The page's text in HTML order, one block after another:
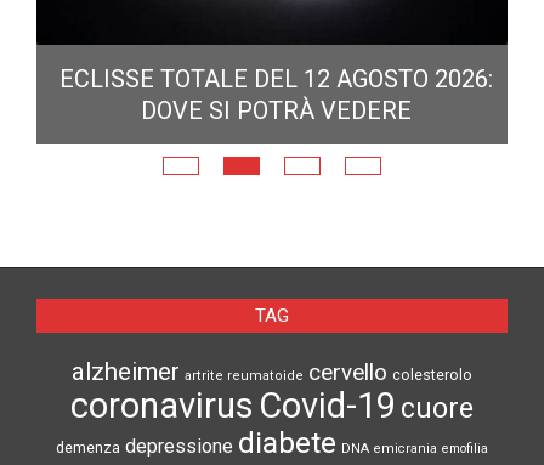
ECLISSE TOTALE DEL 12 AGOSTO 2026:
DOVE SI POTRÀ VEDERE
TAG
alzheimer artrite reumatoide cervello colesterolo
coronavirus Covid-19 cuore
demenza depressione diabete DNA emicrania emofilia